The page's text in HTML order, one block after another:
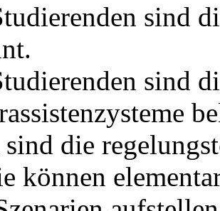
sind
sind
die
können